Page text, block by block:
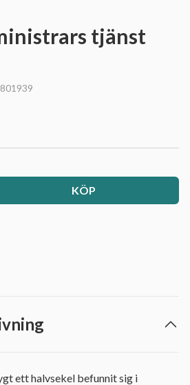
tjänst
KÖP
ett halvsekel befunnit sig i